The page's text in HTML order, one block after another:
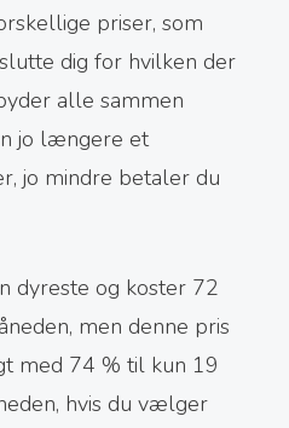
priser, som
dig for hvilken der
alle sammen
jo længere et
jo mindre betaler du
dyreste og koster 72
men denne pris
med 74 % til kun 19
hvis du vælger